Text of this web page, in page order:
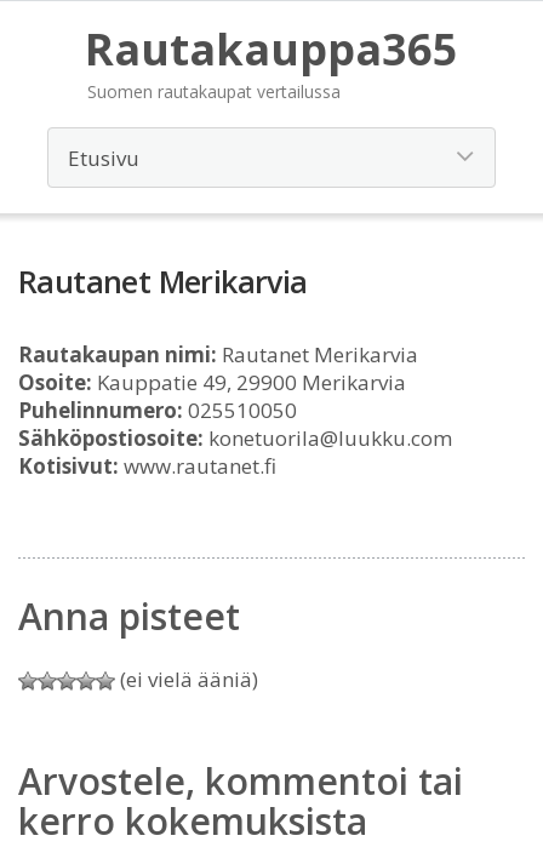
Rautakauppa365
Suomen rautakaupat vertailussa
Rautanet Merikarvia
Rautakaupan nimi: Rautanet Merikarvia
Osoite: Kauppatie 49, 29900 Merikarvia
Puhelinnumero: 025510050
Sähköpostiosoite: konetuorila@luukku.com
Kotisivut: www.rautanet.fi
Anna pisteet
(ei vielä ääniä)
Arvostele, kommentoi tai
kerro kokemuksista